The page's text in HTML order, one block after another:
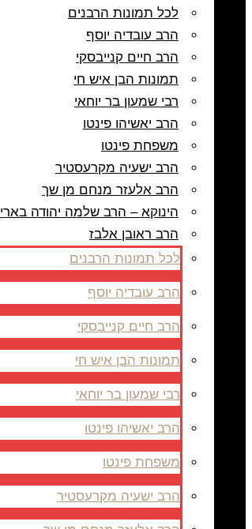
לכל תמונות הרבנים
הרב עובדיה יוסף
הרב חיים קנייבסקי
תמונות הבן איש חי
רבי שמעון בר יוחאי
הרב יאשיהו פינטו
משפחת פינטו
הרב ישעיה מקרעסטיר
הרב אלעזר מנחם מן שך
הינוקא – הרב שלמה יהודה בארי
הרב ראובן אלבז
לכל תמונות הרבנים
הרב עובדיה יוסף
הרב חיים קנייבסקי
תמונות הבן איש חי
רבי שמעון בר יוחאי
הרב יאשיהו פינטו
משפחת פינטו
הרב ישעיה מקרעסטיר